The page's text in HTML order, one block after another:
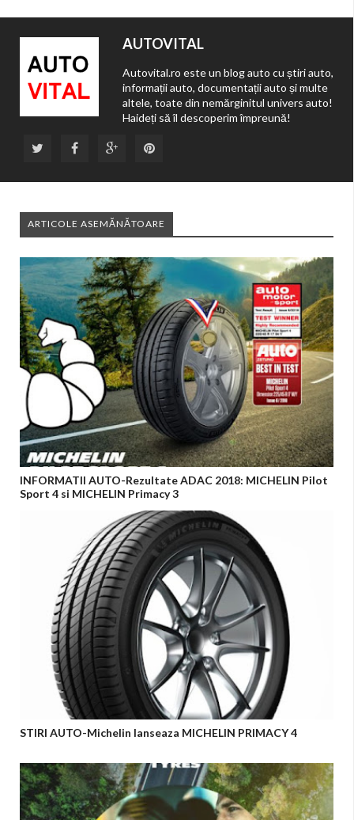
AUTOVITAL
Autovital.ro este un blog auto cu știri auto,
informații auto, documentații auto și multe
altele, toate din nemărginitul univers auto!
Haideți să îl descoperim împreună!
ARTICOLE ASEMĂNĂTOARE
INFORMATII AUTO-Rezultate ADAC 2018: MICHELIN Pilot
Sport 4 si MICHELIN Primacy 3
STIRI AUTO-Michelin lanseaza MICHELIN PRIMACY 4